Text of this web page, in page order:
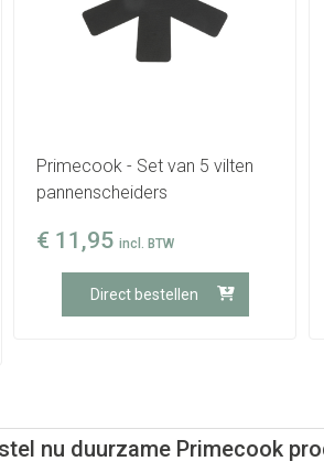
Primecook - Set van 5 vilten
pannenscheiders
€ 11,95 incl. BTW
Direct bestellen
nu duurzame Primecook